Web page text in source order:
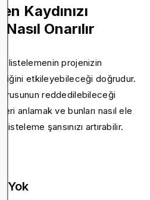
Kaydınızı
Onarılır
listelemenin projenizin
etkileyebileceği doğrudur.
reddedilebileceği
anlamak ve bunları nasıl ele
listeleme şansınızı artırabilir.
Yok